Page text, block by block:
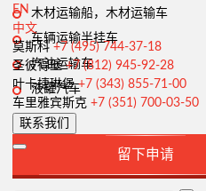
EN
中文
莫斯科 +7 (495) 744-37-18
圣彼得堡 +7 (812) 945-92-28
叶卡捷琳堡 +7 (343) 855-71-00
车里雅宾斯克 +7 (351) 700-03-50
联系我们
从俄罗斯出口
签订合同和谈判交付条款
海关清关和许可证
向外国客户供货
木材运输船，木材运输车
车辆运输半挂车
汽油运输车
液罐汽车
留下申请